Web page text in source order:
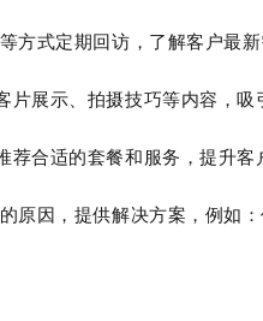
方式定期回访，了解客户最
片展示、拍摄技巧等内容，吸
荐合适的套餐和服务，提升客
原因，提供解决方案，例如